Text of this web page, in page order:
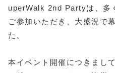
uperWalk 2nd Partyは、多
ご参加いただき、大盛況で
た。
本イベント開催につきまし